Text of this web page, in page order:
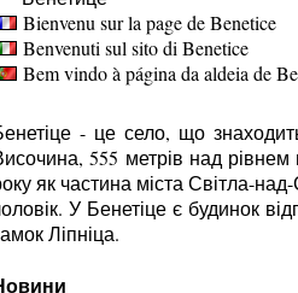
Bienvenu sur la page de Benetice
Benvenuti sul sito di Benetice
Bem vindo à página da aldeia de
- це село, що
555 метрів над
як частина міста Світла-
У Бенетіце є будинок
Ліпніца.